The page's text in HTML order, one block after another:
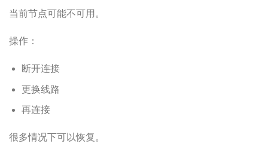
当前节点可能不可用。
操作：
断开连接
更换线路
再连接
很多情况下可以恢复。